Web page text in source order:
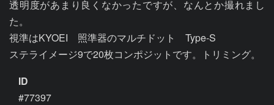
透明度があまり良くなかったですが、なんとか撮れまし
た。
視準はKYOEI　照準器のマルチドット　Type-S
ステライメージ9で20枚コンポジットです。トリミング。
ID
#77397